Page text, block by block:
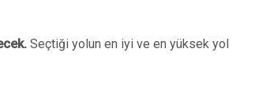
Seçtiği yolun en iyi ve en yüksek yol